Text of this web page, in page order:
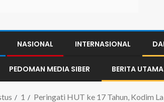
NASIONAL INTERNASIONAL
PEDOMAN MEDIA SIBER BERITA UTAMA
1 Peringati HUT ke 17 Tahun, Kodim